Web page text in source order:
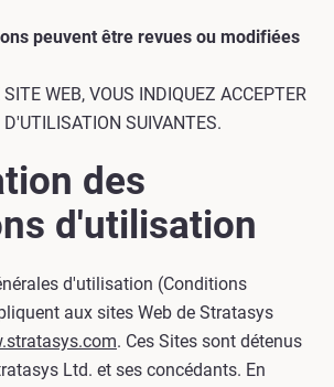
peuvent être revues ou modifiées
WEB, VOUS INDIQUEZ ACCEPTER
SUIVANTES.
des
d'utilisation
d'utilisation (Conditions
aux sites Web de Stratasys
. Ces Sites sont détenus
Ltd. et ses concédants. En